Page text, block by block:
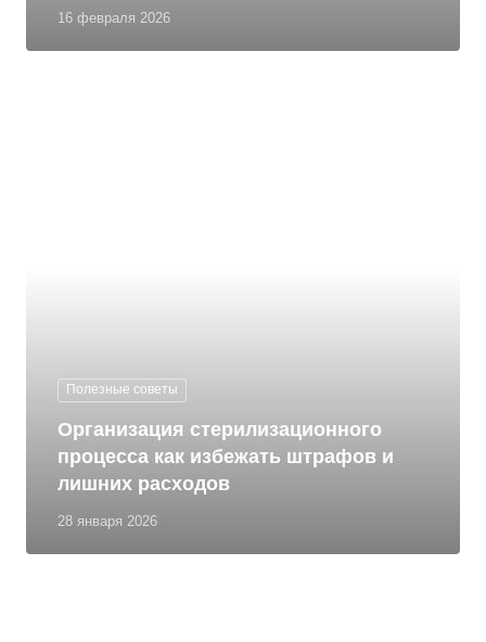
16 февраля 2026
Полезные советы
28 января 2026
Организация стерилизационного
процесса как избежать штрафов и
лишних расходов